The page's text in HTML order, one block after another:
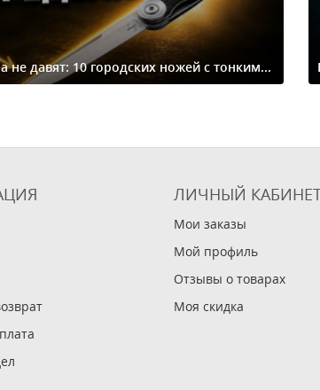
не давят: 10 городских ножей с тонким...
ЛИЧНЫЙ
Мои заказы
Мой профиль
Отзывы о товарах
Моя скидка